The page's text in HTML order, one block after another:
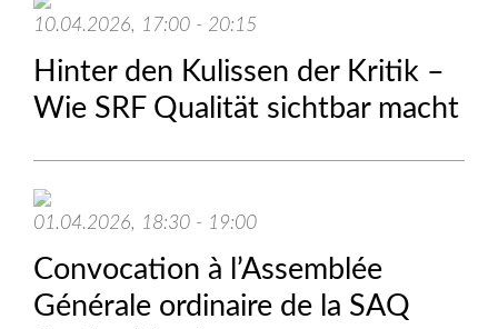
10.04.2026, 17:00 - 20:15
Hinter den Kulissen der Kritik –
Wie SRF Qualität sichtbar macht
01.04.2026, 18:30 - 19:00
Convocation à l’Assemblée
Générale ordinaire de la SAQ